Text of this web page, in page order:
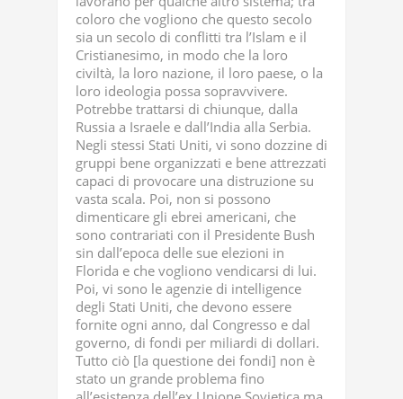
coloro che vogliono che questo secolo
sia un secolo di conflitti tra l’Islam e il
Cristianesimo, in modo che la loro
civiltà, la loro nazione, il loro paese, o la
loro ideologia possa sopravvivere.
Potrebbe trattarsi di chiunque, dalla
Russia a Israele e dall’India alla Serbia.
Negli stessi Stati Uniti, vi sono dozzine di
gruppi bene organizzati e bene attrezzati
capaci di provocare una distruzione su
vasta scala. Poi, non si possono
dimenticare gli ebrei americani, che
sono contrariati con il Presidente Bush
sin dall’epoca delle sue elezioni in
Florida e che vogliono vendicarsi di lui.
Poi, vi sono le agenzie di intelligence
degli Stati Uniti, che devono essere
fornite ogni anno, dal Congresso e dal
governo, di fondi per miliardi di dollari.
Tutto ciò [la questione dei fondi] non è
stato un grande problema fino